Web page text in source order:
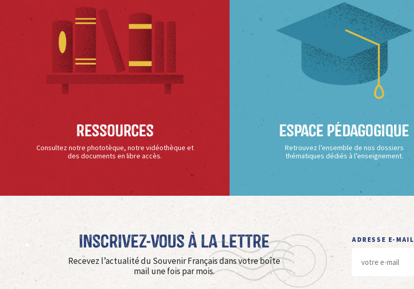
Ressources
Consultez notre phototèque, notre vidéothèque et
des documents en libre accès.
Espace Pédagogique
Retrouvez l’ensemble de nos dossiers
thématiques dédiés à l’enseignement.
Inscrivez-vous à La Lettre
Recevez l’actualité du Souvenir Français dans votre boîte
mail une fois par mois.
ADRESSE E-MAIL